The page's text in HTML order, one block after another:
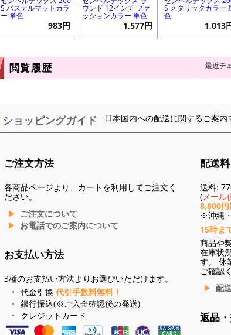
S パステルマットカラ
ー 単色
983円
ウンド 12インチ ファ
ッションカラー 単色
1,577円
S メタリックカラー
色
1,013
閲覧履歴 最近チ
ショッピングガイド 日本国内への配送に関するご案内
ご注文方法
各商品ページより、カートを利用してご注文く
ださい。
ご注文について
お電話でのご案内について
お支払い方法
3種のお支払い方法よりお選びいただけます。
代金引換 代引手数料無料！
銀行振込(※ご入金確認後の発送)
クレジットカード
配送
送料:
(メール
8,800
※沖縄
15時ま
商品や
在庫状
す。 休
ご確認
配
返品